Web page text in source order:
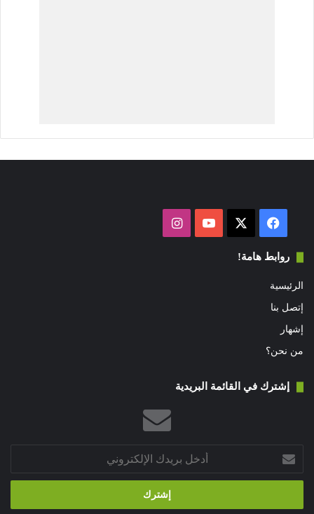
فيسبوك ‫YouTubeانستقرام
روابط هامة!
الرئيسية
إتصل بنا
إشهار
من نحن؟
إشترك في القائمة البريدية
بريدك
الإلكتروني